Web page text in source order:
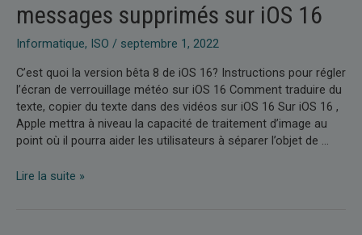
dans
des
sur
iOS
16
messages supprimés sur iOS 16
Informatique, ISO / septembre 1, 2022
C’est quoi la version bêta 8 de iOS 16? Instructions pour régler
l’écran de verrouillage météo sur iOS 16 Comment traduire du
texte, copier du texte dans des vidéos sur iOS 16 Sur iOS 16 ,
Apple mettra à niveau la capacité de traitement d’image au
point où il pourra aider les utilisateurs à séparer l’objet de …
Instructions
Lire la suite »